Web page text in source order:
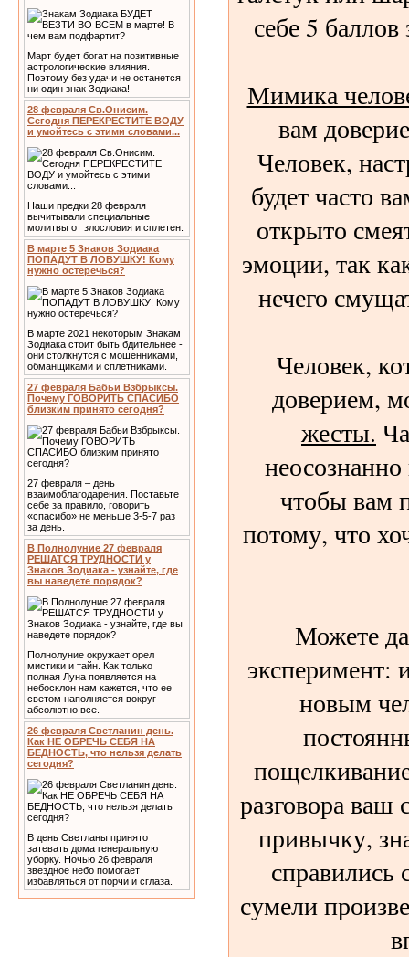
Март будет богат на позитивные
астрологические влияния.
Поэтому без удачи не останется
ни один знак Зодиака!
28 февраля Св.Онисим.
Сегодня ПЕРЕКРЕСТИТЕ ВОДУ
и умойтесь с этими словами...
Наши предки 28 февраля
вычитывали специальные
молитвы от злословия и сплетен.
В марте 5 Знаков Зодиака
ПОПАДУТ В ЛОВУШКУ! Кому
нужно остеречься?
В марте 2021 некоторым Знакам
Зодиака стоит быть бдительнее -
они столкнутся с мошенниками,
обманщиками и сплетниками.
27 февраля Бабьи Взбрыксы.
Почему ГОВОРИТЬ СПАСИБО
близким принято сегодня?
27 февраля – день
взаимоблагодарения. Поставьте
себе за правило, говорить
«спасибо» не меньше 3-5-7 раз
за день.
В Полнолуние 27 февраля
РЕШАТСЯ ТРУДНОСТИ у
Знаков Зодиака - узнайте, где
вы наведете порядок?
Полнолуние окружает орел
мистики и тайн. Как только
полная Луна появляется на
небосклон нам кажется, что ее
светом наполняется вокруг
абсолютно все.
26 февраля Светланин день.
Как НЕ ОБРЕЧЬ СЕБЯ НА
БЕДНОСТЬ, что нельзя делать
сегодня?
В день Светланы принято
затевать дома генеральную
уборку. Ночью 26 февраля
звездное небо помогает
избавляться от порчи и сглаза.
себе 5
Мимика
вам
Человек,
будет часто
открыто
эмоции, так
нечего
Человек,
доверием,
жесты.
неосознанно
чтобы вам
потому, что
Можете
эксперимент:
новым
разговора ваш
привычку,
справились
сумели